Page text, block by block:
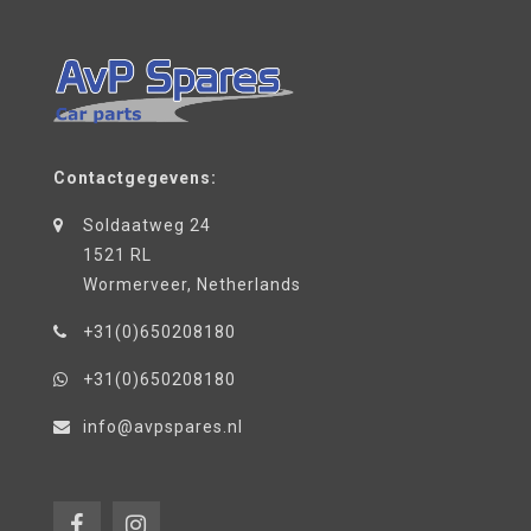
Contactgegevens:
Soldaatweg 24
1521 RL
Wormerveer, Netherlands
+31(0)650208180
+31(0)650208180
info@avpspares.nl